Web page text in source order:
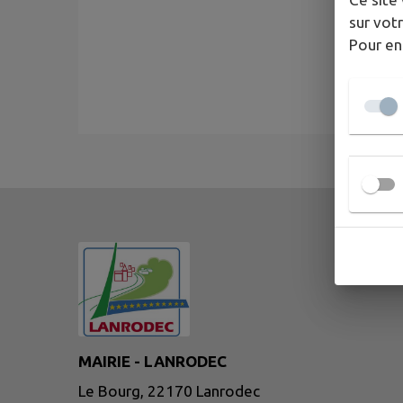
MAIRIE - LANRODEC
Le Bourg, 22170 Lanrodec
sur
Pour